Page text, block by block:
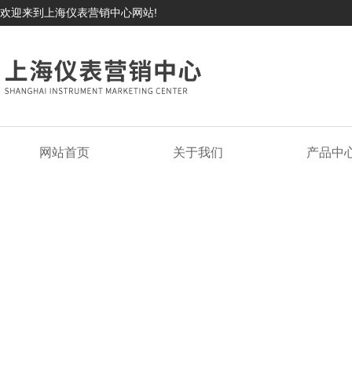
欢迎来到上海仪表营销中心网站!
网站首页 关于我们 产品中